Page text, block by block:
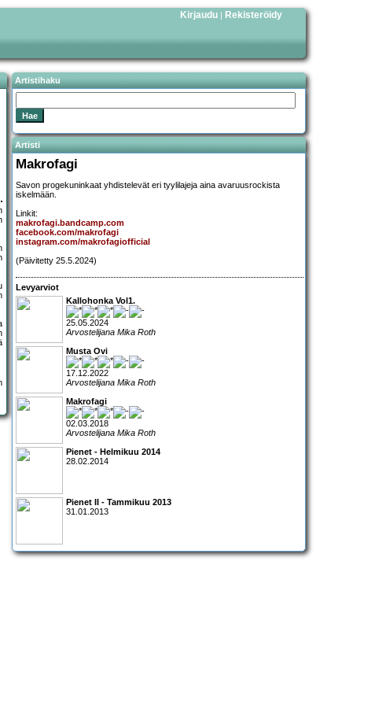
Kirjaudu | Rekisteröidy
Artistihaku
Artisti
Makrofagi
Savon progekuninkaat yhdistelevät eri tyylilajeja aina avaruusrockista
iskelmään.
Linkit:
makrofagi.bandcamp.com
facebook.com/makrofagi
instagram.com/makrofagiofficial
(Päivitetty 25.5.2024)
Levyarviot
Kallohonka Vol1.
25.05.2024
Arvostelijana Mika Roth
Musta Ovi
17.12.2022
Arvostelijana Mika Roth
Makrofagi
02.03.2018
Arvostelijana Mika Roth
Pienet - Helmikuu 2014
28.02.2014
Pienet II - Tammikuu 2013
31.01.2013